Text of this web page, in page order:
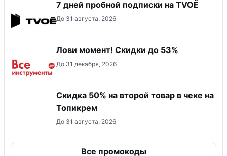
7 дней пробной подписки на TVOЁ
До 31 августа, 2026
Лови момент! Скидки до 53%
До 31 декабря, 2026
Скидка 50% на второй товар в чеке на
Топикрем
До 31 августа, 2026
Все промокоды